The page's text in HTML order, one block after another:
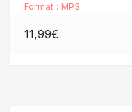
Format : MP3
11,99€